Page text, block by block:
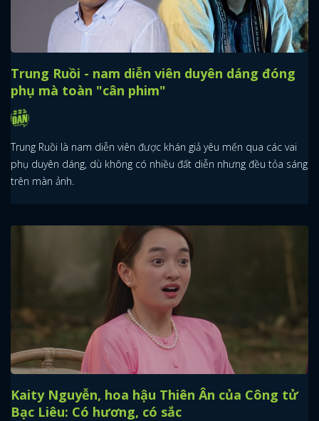
Trung Ruồi - nam diễn viên duyên dáng đóng
phụ mà toàn "cân phim"
Trung Ruồi là nam diễn viên được khán giả yêu mến qua các vai
phụ duyên dáng, dù không có nhiều đất diễn nhưng đều tỏa sáng
trên màn ảnh.
Kaity Nguyễn, hoa hậu Thiên Ân của Công tử
Bạc Liêu: Có hương, có sắc